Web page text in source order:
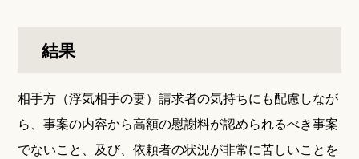
結果
相手方（浮気相手の妻）請求者の気持ちにも配慮しなが
ら、事案の内容から高額の慰謝料が認められるべき事案
でないこと、及び、依頼者の状況が非常に苦しいことを